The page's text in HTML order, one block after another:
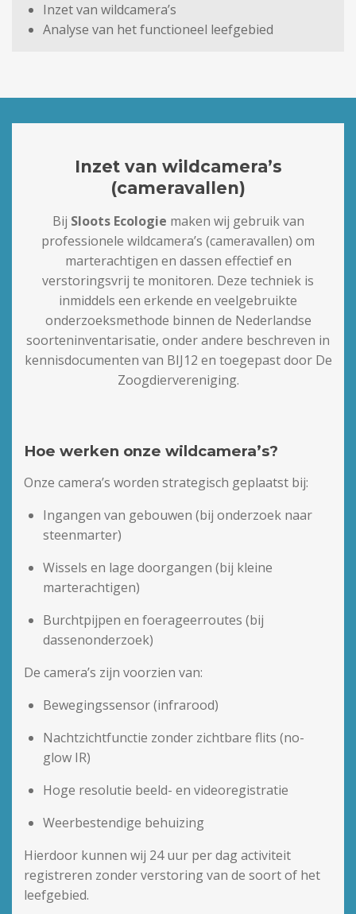
Inzet van wildcamera’s
Analyse van het functioneel leefgebied
Inzet van wildcamera’s
(cameravallen)
Bij Sloots Ecologie maken wij gebruik van
professionele wildcamera’s (cameravallen) om
marterachtigen en dassen effectief en
verstoringsvrij te monitoren. Deze techniek is
inmiddels een erkende en veelgebruikte
onderzoeksmethode binnen de Nederlandse
soorteninventarisatie, onder andere beschreven in
kennisdocumenten van BIJ12 en toegepast door De
Zoogdiervereniging.
Hoe werken onze wildcamera’s?
Onze camera’s worden strategisch geplaatst bij:
Ingangen van gebouwen (bij onderzoek naar
steenmarter)
Wissels en lage doorgangen (bij kleine
marterachtigen)
Burchtpijpen en foerageerroutes (bij
dassenonderzoek)
De camera’s zijn voorzien van:
Bewegingssensor (infrarood)
Nachtzichtfunctie zonder zichtbare flits (no-
glow IR)
Hoge resolutie beeld- en videoregistratie
Weerbestendige behuizing
Hierdoor kunnen wij 24 uur per dag activiteit
registreren zonder verstoring van de soort of het
leefgebied.